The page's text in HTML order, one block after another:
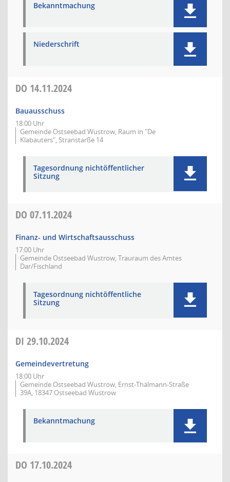
Bekanntmachung
Niederschrift
DO 14.11.2024
Bauausschuss
18:00 Uhr
Gemeinde Ostseebad Wustrow, Raum in "De
Klabauters", Stranstarße 14
Tagesordnung nichtöffentlicher
Sitzung
DO 07.11.2024
Finanz- und Wirtschaftsausschuss
17:00 Uhr
Gemeinde Ostseebad Wustrow, Trauraum des Amtes
Dar/Fischland
Tagesordnung nichtöffentliche
Sitzung
DI 29.10.2024
Gemeindevertretung
18:00 Uhr
Gemeinde Ostseebad Wustrow, Ernst-Thälmann-Straße
39A, 18347 Ostseebad Wustrow
Bekanntmachung
DO 17.10.2024